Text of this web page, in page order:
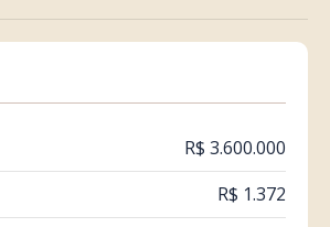
R$ 3.600.000
R$ 1.372